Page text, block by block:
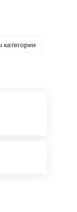
категории